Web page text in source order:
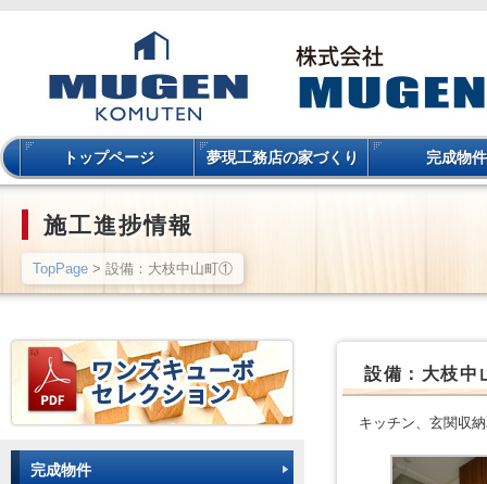
トップページ 夢現工務店の家づくり 完成物件
施工進捗情報
TopPage > 設備：大枝中山町①
設備：大枝
キッチン、玄関収
完成物件